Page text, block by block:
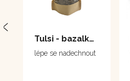
Tulsi - bazalka posvátná 80 gr
lépe se nadechnout